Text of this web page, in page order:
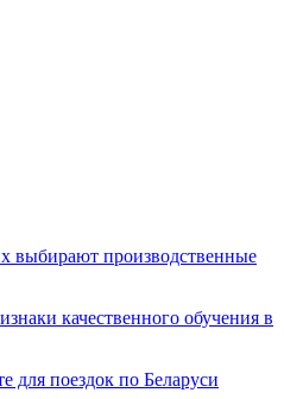
выбирают производственные
качественного обучения в
для поездок по Беларуси